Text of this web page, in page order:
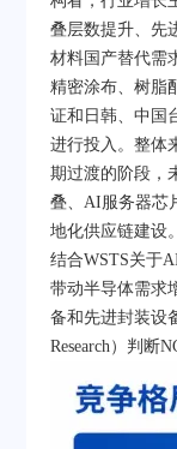
叠层数提升、先
材料国产替代需
精密涂布、树脂
证和日韩、中国
进行投入。整体
期过渡的阶段，
叠、AI服务器芯
地化供应链建设。
结合WSTS关于
带动半导体需求
备和先进封装设
Research）判断